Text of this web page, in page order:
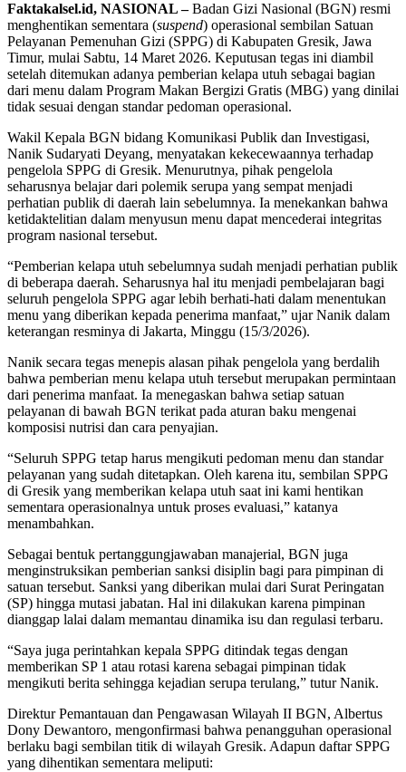
Faktakalsel.id, NASIONAL –Badan Gizi Nasional (BGN) resmi
menghentikan sementara (suspend) operasional sembilan Satuan
Pelayanan Pemenuhan Gizi (SPPG) di Kabupaten Gresik, Jawa
Timur, mulai Sabtu, 14 Maret 2026. Keputusan tegas ini diambil
setelah ditemukan adanya pemberian kelapa utuh sebagai bagian
dari menu dalam Program Makan Bergizi Gratis (MBG) yang dinilai
tidak sesuai dengan standar pedoman operasional.
Wakil Kepala BGN bidang Komunikasi Publik dan Investigasi,
Nanik Sudaryati Deyang, menyatakan kekecewaannya terhadap
pengelola SPPG di Gresik. Menurutnya, pihak pengelola
seharusnya belajar dari polemik serupa yang sempat menjadi
perhatian publik di daerah lain sebelumnya. Ia menekankan bahwa
ketidaktelitian dalam menyusun menu dapat mencederai integritas
program nasional tersebut.
“Pemberian kelapa utuh sebelumnya sudah menjadi perhatian publik
di beberapa daerah. Seharusnya hal itu menjadi pembelajaran bagi
seluruh pengelola SPPG agar lebih berhati-hati dalam menentukan
menu yang diberikan kepada penerima manfaat,” ujar Nanik dalam
keterangan resminya di Jakarta, Minggu (15/3/2026).
Nanik secara tegas menepis alasan pihak pengelola yang berdalih
bahwa pemberian menu kelapa utuh tersebut merupakan permintaan
dari penerima manfaat. Ia menegaskan bahwa setiap satuan
pelayanan di bawah BGN terikat pada aturan baku mengenai
komposisi nutrisi dan cara penyajian.
“Seluruh SPPG tetap harus mengikuti pedoman menu dan standar
pelayanan yang sudah ditetapkan. Oleh karena itu, sembilan SPPG
di Gresik yang memberikan kelapa utuh saat ini kami hentikan
sementara operasionalnya untuk proses evaluasi,” katanya
menambahkan.
Sebagai bentuk pertanggungjawaban manajerial, BGN juga
menginstruksikan pemberian sanksi disiplin bagi para pimpinan di
satuan tersebut. Sanksi yang diberikan mulai dari Surat Peringatan
(SP) hingga mutasi jabatan. Hal ini dilakukan karena pimpinan
dianggap lalai dalam memantau dinamika isu dan regulasi terbaru.
“Saya juga perintahkan kepala SPPG ditindak tegas dengan
memberikan SP 1 atau rotasi karena sebagai pimpinan tidak
mengikuti berita sehingga kejadian serupa terulang,” tutur Nanik.
Direktur Pemantauan dan Pengawasan Wilayah II BGN, Albertus
Dony Dewantoro, mengonfirmasi bahwa penangguhan operasional
berlaku bagi sembilan titik di wilayah Gresik. Adapun daftar SPPG
yang dihentikan sementara meliputi: